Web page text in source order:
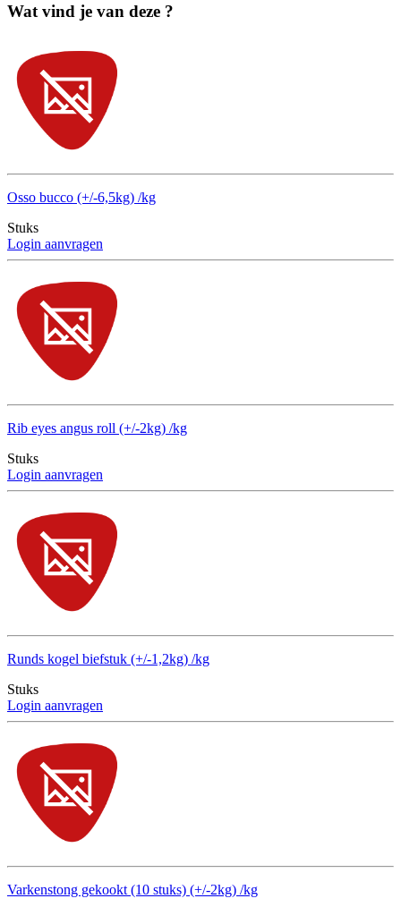
Wat vind je van deze ?
Osso bucco (+/-6,5kg) /kg
Stuks
Login aanvragen
Rib eyes angus roll (+/-2kg) /kg
Stuks
Login aanvragen
Runds kogel biefstuk (+/-1,2kg) /kg
Stuks
Login aanvragen
Varkenstong gekookt (10 stuks) (+/-2kg) /kg